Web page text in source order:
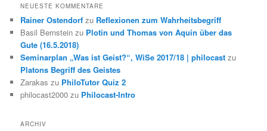
NEUESTE KOMMENTARE
Rainer Ostendorf zu Reflexionen zum Wahrheitsbegriff
Basil Bernstein zu Plotin und Thomas von Aquin über das
Gute (16.5.2018)
Seminarplan „Was ist Geist?“, WiSe 2017/18 | philocast zu
Platons Begriff des Geistes
Zarakas zu PhiloTutor Quiz 2
philocast2000 zu Philocast-Intro
ARCHIV